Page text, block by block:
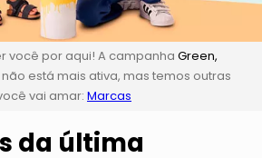
você por aqui! A campanha Green,
não está mais ativa, mas temos outras
vai amar: Marcas
da última